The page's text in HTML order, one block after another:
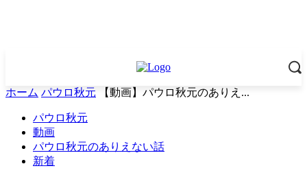
ホーム パウロ秋元 【動画】パウロ秋元のありえ...
パウロ秋元
動画
パウロ秋元のありえない話
新着